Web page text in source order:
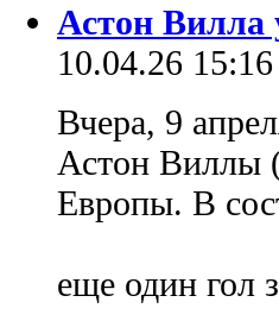
Астон Вилла
10.04.26 15:16
Вчера, 9
Астон Виллы
Европы. В
еще один гол